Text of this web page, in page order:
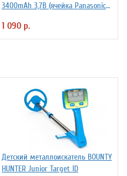
3400mAh 3,7В (ячейка Panasonic
1 090 р.
Детский металлоискатель BOUNTY
HUNTER Junior Target ID